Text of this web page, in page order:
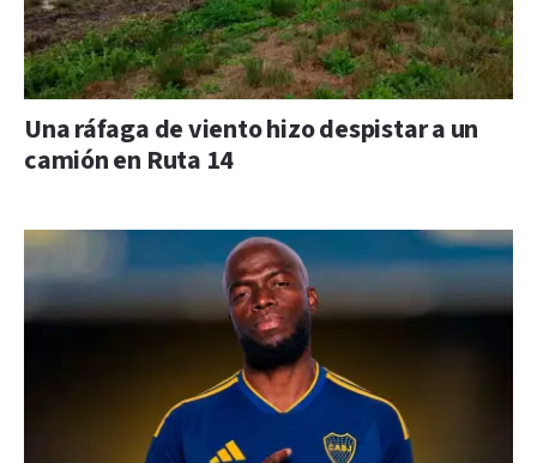
Una ráfaga de viento hizo despistar a un
camión en Ruta 14